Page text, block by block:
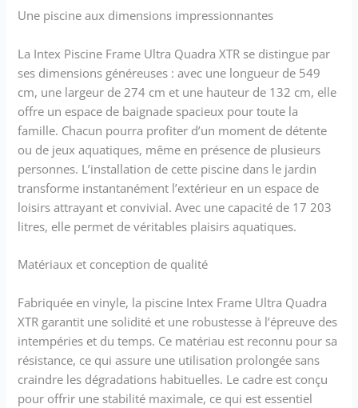
Une piscine aux dimensions impressionnantes
La Intex Piscine Frame Ultra Quadra XTR se distingue par
ses dimensions généreuses : avec une longueur de 549
cm, une largeur de 274 cm et une hauteur de 132 cm, elle
offre un espace de baignade spacieux pour toute la
famille. Chacun pourra profiter d’un moment de détente
ou de jeux aquatiques, même en présence de plusieurs
personnes. L’installation de cette piscine dans le jardin
transforme instantanément l’extérieur en un espace de
loisirs attrayant et convivial. Avec une capacité de 17 203
litres, elle permet de véritables plaisirs aquatiques.
Matériaux et conception de qualité
Fabriquée en vinyle, la piscine Intex Frame Ultra Quadra
XTR garantit une solidité et une robustesse à l’épreuve des
intempéries et du temps. Ce matériau est reconnu pour sa
résistance, ce qui assure une utilisation prolongée sans
craindre les dégradations habituelles. Le cadre est conçu
pour offrir une stabilité maximale, ce qui est essentiel